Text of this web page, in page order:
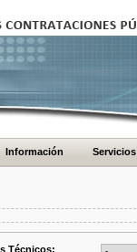
Información Servicios
Técnicos: